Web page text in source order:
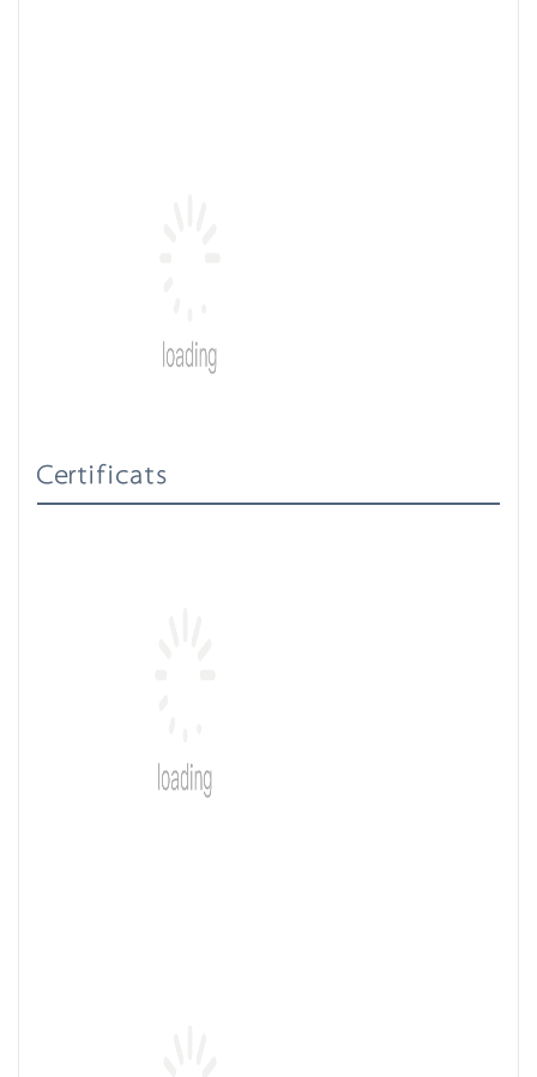
Certificats